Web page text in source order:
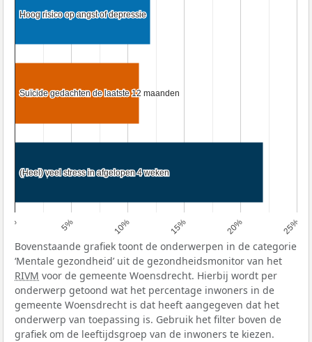
0% 5% 10% 15% 20% 25%
Hoog risico op angst of depressie
Hoog risico op angst of depressie
Suïcide gedachten de laatste 12 maanden
Suïcide gedachten de laatste 12 maanden
(Heel) veel stress in afgelopen 4 weken
(Heel) veel stress in afgelopen 4 weken
Bovenstaande grafiek toont de onderwerpen in de categorie
‘Mentale gezondheid’ uit de gezondheidsmonitor van het
RIVM voor de gemeente Woensdrecht. Hierbij wordt per
onderwerp getoond wat het percentage inwoners in de
gemeente Woensdrecht is dat heeft aangegeven dat het
onderwerp van toepassing is. Gebruik het filter boven de
grafiek om de leeftijdsgroep van de inwoners te kiezen.